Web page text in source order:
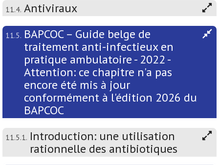
11.4. Antiviraux
11.5. BAPCOC – Guide belge de
traitement anti-infectieux en
pratique ambulatoire - 2022 -
Attention: ce chapitre n'a pas
encore été mis à jour
conformément à l'édition 2026 du
BAPCOC
11.5.1. Introduction: une utilisation
rationnelle des antibiotiques